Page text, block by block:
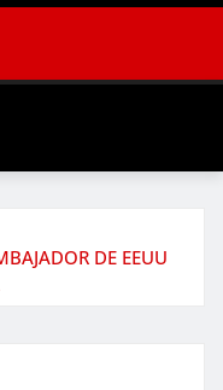
DE EEUU